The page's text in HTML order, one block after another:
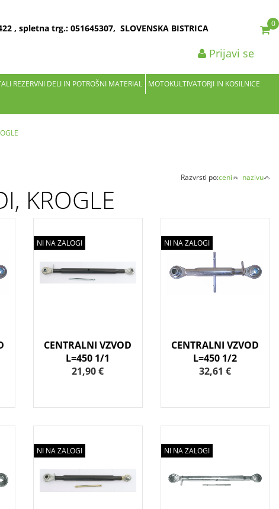
, spletna trg.: 051645307, SLOVENSKA BISTRICA 0
Prijavi se
REZERVNI DELI IN POTROŠNI MATERIAL
MOTOKULTIVATORJI IN KOSILNICE
Razvrsti po:ceni nazivu
KROGLE
NI NA ZALOGI
CENTRALNI VZVOD
L=450 1/1
21,90 €
NI NA ZALOGI
CENTRALNI VZVOD
L=450 1/2
32,61 €
NI NA ZALOGI NI NA ZALOGI